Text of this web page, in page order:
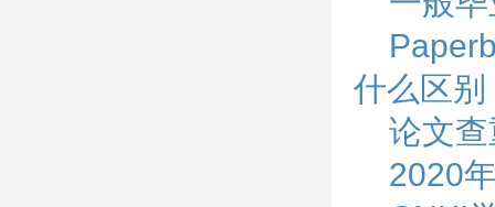
什么区别
论文
2020